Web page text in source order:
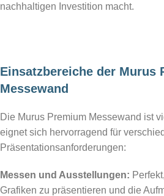
nachhaltigen Investition macht.
Einsatzbereiche der Murus
Messewand
Die Murus Premium Messewand ist
eignet sich hervorragend für
Präsentationsanforderungen:
Messen und Ausstellungen:
Grafiken zu präsentieren und die